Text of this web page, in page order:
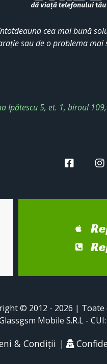
cea mai bună
sau de o problema
Ipătescu 5, et. 1, biroul
© 2012 - 2026 |
Mobile S.R.L -
& Condiții |